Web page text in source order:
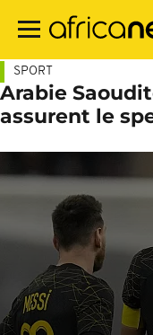
contenu
SPORT
Arabie
assurent le